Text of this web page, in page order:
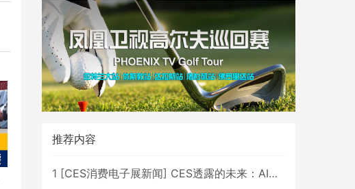
推荐内容
1 [CES消费电子展新闻] CES透露的未来：AI、机器人与智能生活大爆发